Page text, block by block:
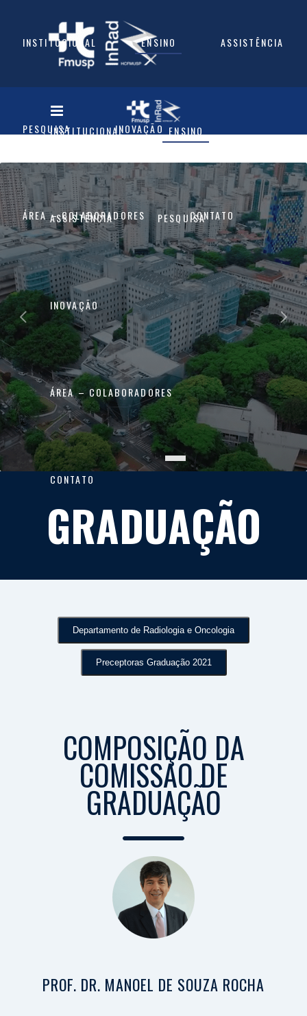
INSTITUCIONAL ENSINO
ASSISTÊNCIA PESQUISA
INOVAÇÃO
ÁREA – COLABORADORES
CONTATO
INSTITUCIONAL ENSINO ASSISTÊNCIA
PESQUISA INOVAÇÃO
ÁREA – COLABORADORES CONTATO
GRADUAÇÃO
Departamento de Radiologia e Oncologia
Preceptoras Graduação 2021
COMPOSIÇÃO DA
COMISSÃO DE
GRADUAÇÃO
PROF. DR. MANOEL DE SOUZA ROCHA